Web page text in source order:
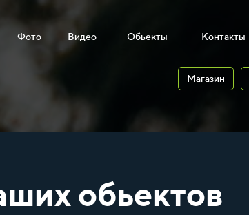
Фото Видео Обьекты Контакты
Магазин
обьектов